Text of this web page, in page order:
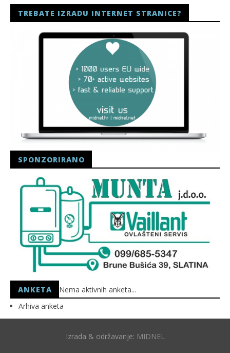
TREBATE IZRADU INTERNET STRANICE?
SPONZORIRANO
ANKETA
Nema aktivnih anketa...
Arhiva anketa
Izrada & održavanje: MIDNEL